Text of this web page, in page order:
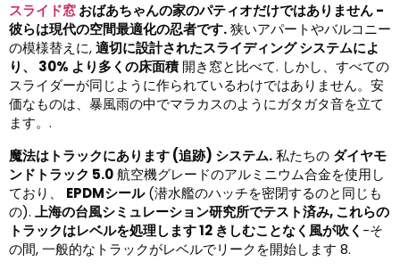
スライド窓おばあちゃんの家のパティオだけではありません -
彼らは現代の空間最適化の忍者です.狭いアパートやバルコニー
の模様替えに,適切に設計されたスライディング システムによ
り、 30% より多くの床面積開き窓と比べて. しかし、すべての
スライダーが同じように作られているわけではありません。安
価なものは、暴風雨の中でマラカスのようにガタガタ音を立て
ます。.
魔法はトラックにあります (追跡) システム.私たちの ダイヤモ
ンドトラック 5.0航空機グレードのアルミニウム合金を使用し
ており、 EPDMシール(潜水艦のハッチを密閉するのと同じも
の). 上海の台風シミュレーション研究所でテスト済み, これらの
トラックはレベルを処理します 12 きしむことなく風が吹く -そ
の間, 一般的なトラックがレベルでリークを開始します 8.